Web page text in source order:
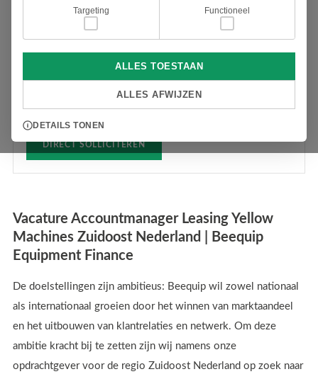
agrarische machines. En omschrijf jij jezelf als iemand
met olie in je bloed? En woonachtig in of nabij de regio
Zuidoost Nederland? Wij zijn op zoek naar een
DIRECT SOLLICITEREN
Vacature Accountmanager Leasing Yellow
Machines Zuidoost Nederland | Beequip
Equipment Finance
De doelstellingen zijn ambitieus: Beequip wil zowel nationaal
als internationaal groeien door het winnen van marktaandeel
en het uitbouwen van klantrelaties en netwerk. Om deze
ambitie kracht bij te zetten zijn wij namens onze
opdrachtgever voor de regio Zuidoost Nederland op zoek naar
Targeting Functioneel
ALLES TOESTAAN
ALLES AFWIJZEN
DETAILS TONEN